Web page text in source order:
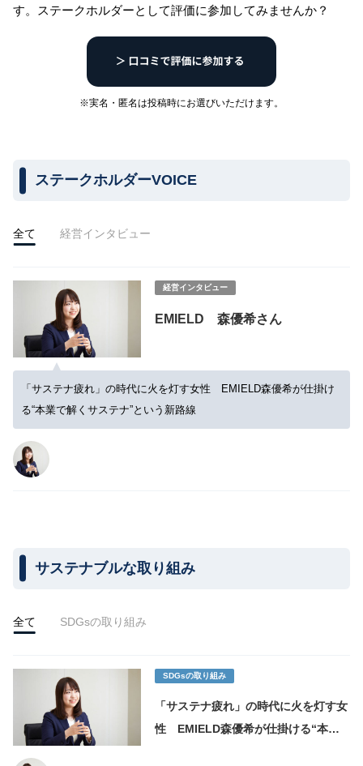
す。
ステークホルダーとして評価に参加してみませんか？
※実名・匿名は投稿時にお選びいただけます。
ステークホルダーVOICE
全て 経営インタビュー
経営インタビュー
EMIELD 森優希さん
「サステナ疲れ」の時代に火を灯す女性 EMIELD森優希が仕掛け
る“本業で解くサステナ”という新路線
サステナブルな取り組み
全て SDGsの取り組み
SDGsの取り組み
「サステナ疲れ」の時代に火を灯す女
性 EMIELD森優希が仕掛ける“本業